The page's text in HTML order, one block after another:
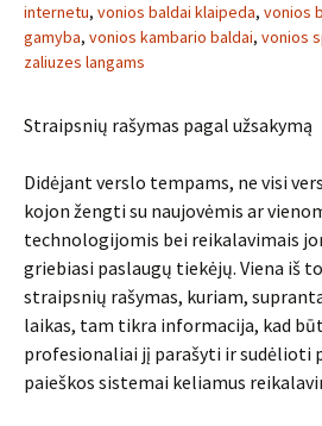
internetu, vonios baldai klaipeda, vonios
gamyba, vonios kambario baldai, vonios
zaliuzes langams
Straipsnių rašymas pagal užsakymą
Didėjant verslo tempams, ne visi
kojon žengti su naujovėmis ar
technologijomis bei reikalavimais
griebiasi paslaugų tiekėjų. Viena iš
straipsnių rašymas, kuriam,
laikas, tam tikra informacija, kad
profesionaliai jį parašyti ir sudėlioti
paieškos sistemai keliamus